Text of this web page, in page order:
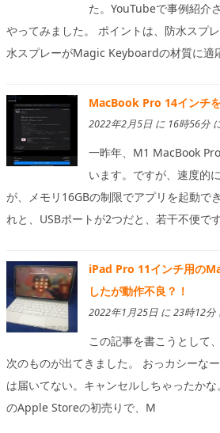
た。YouTubeで事例紹介
やってみました。 ポイントは、防水スプ
水スプレーがMagic Keyboardの材質に適
MacBook Pro 14インチ
2022年2月5日 に 16時56分
一昨年、M1 MacBook
います。ですが、速度的
が、メモリ16GBの制限でアプリを起動で
れと、USBポートが2つだと、若干不便で
iPad Pro 11インチ用の
したが動作不良？！
2022年1月25日 に 23時12分
この記事を書こうとして
次のものが出てきました。 おっカシーな
は届いてない。キャンセルしちゃったか
のApple Storeの初売りで、M